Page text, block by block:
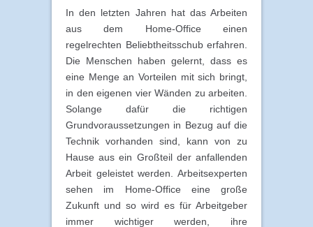
In den letzten Jahren hat das Arbeiten
aus dem Home-Office einen
regelrechten Beliebtheitsschub erfahren.
Die Menschen haben gelernt, dass es
eine Menge an Vorteilen mit sich bringt,
in den eigenen vier Wänden zu arbeiten.
Solange dafür die richtigen
Grundvoraussetzungen in Bezug auf die
Technik vorhanden sind, kann von zu
Hause aus ein Großteil der anfallenden
Arbeit geleistet werden. Arbeitsexperten
sehen im Home-Office eine große
Zukunft und so wird es für Arbeitgeber
immer wichtiger werden, ihre